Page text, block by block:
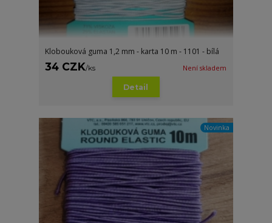
Klobouková guma 1,2 mm - karta 10 m - 1101 - bílá
34 CZK/ks Není skladem
Detail
Novinka